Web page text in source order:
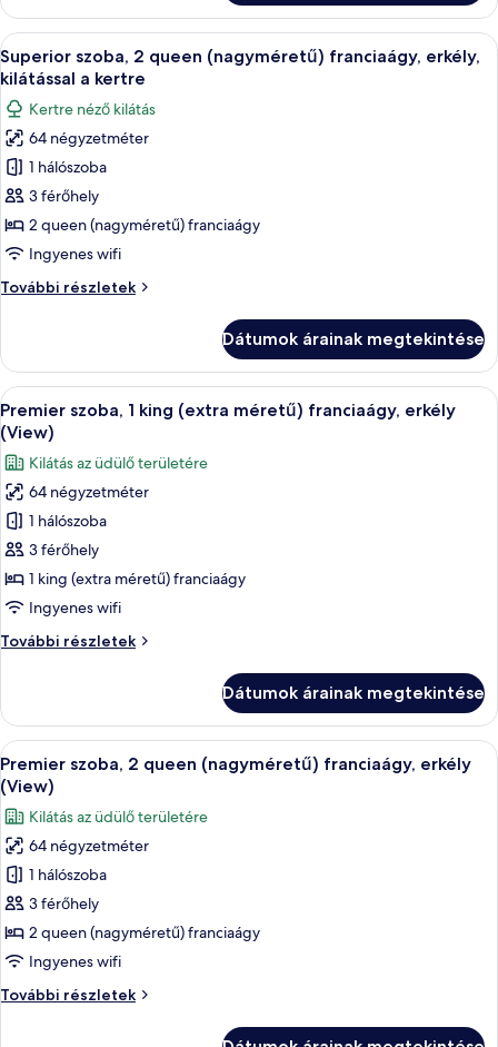
erkély,
kilátással
a
kertre
(extra
méretű)
franciaágy,
erkély,
a
kertre
további
részletei
A
következő
szoba
összes
képének
megtekintése:
Superior
szoba,
2
(nagyméretű)
kilátással
a
kertre
Egy modern szállodaszoba,
8
Superior szoba, 2 queen (nagyméretű) franciaágy, erkély,
kilátással a kertre
Kertre néző kilátás
64 négyzetméter
1 hálószoba
3 férőhely
2 queen (nagyméretű) franciaágy
Ingyenes wifi
További részletek
Superior
(nagyméretű)
franciaágy,
erkély,
kilátással
a
kertre
további
részletei
Dátumok árainak megtekintése
A
következő
szoba
összes
képének
megtekintése:
Premier
szoba,
1
(extra
erkély
(View)
Egy modern szállodaszoba,
7
Premier szoba, 1 king (extra méretű) franciaágy, erkély
(View)
Kilátás az üdülő területére
64 négyzetméter
1 hálószoba
3 férőhely
1 king (extra méretű) franciaágy
Ingyenes wifi
További részletek
Premier
(extra
méretű)
franciaágy,
erkély
(View)
további
részletei
Dátumok árainak megtekintése
A
következő
szoba
összes
képének
megtekintése:
Premier
szoba,
2
(nagyméretű)
Egy modern szállodaszoba erkéllyel,
5
Premier szoba, 2 queen (nagyméretű) franciaágy, erkély
(View)
Kilátás az üdülő területére
64 négyzetméter
1 hálószoba
3 férőhely
2 queen (nagyméretű) franciaágy
Ingyenes wifi
További részletek
Premier